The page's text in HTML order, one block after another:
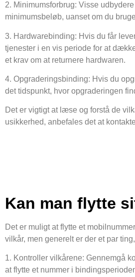
2. Minimumsforbrug: Visse
minimumsbeløb, uanset om du
3. Hardwarebinding: Hvis du får
tjenester i en vis periode for at
et krav om at returnere hardwaren.
4. Opgraderingsbinding: Hvis du
det tidspunkt, hvor opgraderingen
Det er vigtigt at læse og forstå de
usikkerhed, anbefales det at
Kan man flytte
Det er muligt at flytte et
vilkår, men generelt er der et par
1. Kontroller vilkårene: Gennemgå
at flytte et nummer i